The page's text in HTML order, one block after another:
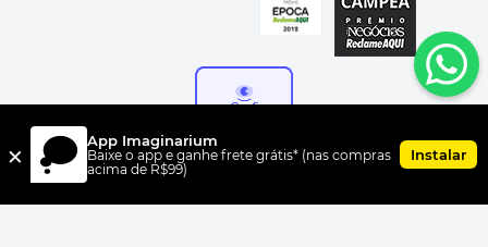
FORMAS DE PAGAMENTO
× App Imaginarium
Baixe o app e ganhe frete grátis* (nas compras
acima de R$99)
Instalar